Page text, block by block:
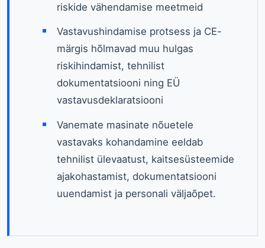
riskide vähendamise meetmeid
Vastavushindamise protsess ja CE-
märgis hõlmavad muu hulgas
riskihindamist, tehnilist
dokumentatsiooni ning EÜ
vastavusdeklaratsiooni
Vanemate masinate nõuetele
vastavaks kohandamine eeldab
tehnilist ülevaatust, kaitsesüsteemide
ajakohastamist, dokumentatsiooni
uuendamist ja personali väljaõpet.